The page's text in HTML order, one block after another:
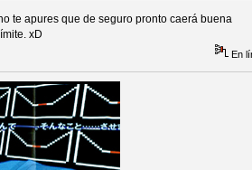
te apures que de seguro pronto caerá buena
xD
En